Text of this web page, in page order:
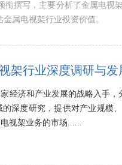
撰写，主要分析了金属电
属电视架行业投资价值。
架行业深度调研与
经济和产业发展的战略入手
深度研究，提供对产业规模
视架业务的市场......